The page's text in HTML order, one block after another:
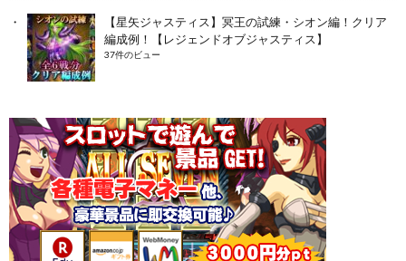
【星矢ジャスティス】冥王の試練・シオン編！クリア
編成例！【レジェンドオブジャスティス】
37件のビュー